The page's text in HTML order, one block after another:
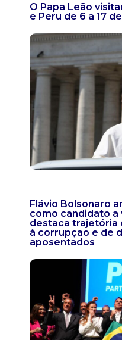
O Papa Leão
e Peru de 6 a 17
Flávio Bolsonaro
como candidato
destaca trajetória
à corrupção e de
aposentados